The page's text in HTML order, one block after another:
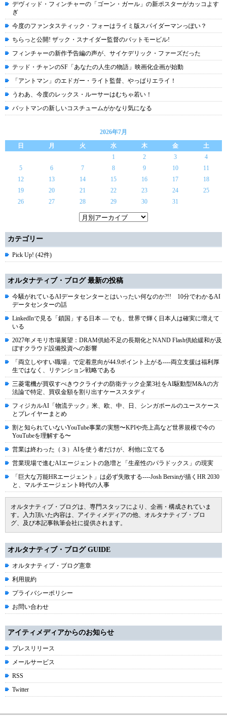
デヴィッド・フィンチャーの「ゴーン・ガール」の新ポスターがカッコよす
ぎ
今度のファンタスティック・フォーはライミ版スパイダーマンっぽい？
ちらっと公開! ザック・スナイダー監督のバットモービル!
フィンチャーの新作予告編の声が、サイケデリック・ファーズだった
テッド・チャンのSF「あなたの人生の物語」映画化企画が始動
「アントマン」のエドガー・ライト監督、やっぱりエライ！
うわあ、今度のレックス・ルーサーはむちゃ若い！
バットマンの新しいコスチュームがかなり気になる
2026年7月
日
月 火 水 木 金
土
1
2 3
4
5
6 7 8 9 10
11
12
13 14 15 16 17
18
19
20 21 22 23 24
25
26
27 28 29 30 31
カテゴリー
Pick Up! (42件)
オルタナティブ・ブログ 最新の投稿
今騒がれているAIデータセンターとはいったい何なのか?!! 10分でわかるAI
データセンターの話
LinkedInで見る「鎖国」する日本 ― でも、世界で輝く日本人は確実に増えて
いる
2027年メモリ市場展望：DRAM供給不足の長期化とNAND Flash供給緩和が及
ぼすクラウド設備投資への影響
「両立しやすい職場」で定着意向が44.9ポイント上がる----両立支援は福利厚
生ではなく、リテンション戦略である
三菱電機が買収すべきウクライナの防衛テック企業3社をAI駆動型M&Aの方
法論で特定、買収金額を割り出すケーススタディ
フィジカルAI「物流テック」米、欧、中、日、シンガポールのユースケース
とプレイヤーまとめ
割と知られていないYouTube事業の実態〜KPIや売上高など世界規模で今の
YouTubeを理解する〜
営業は終わった（３）AIを使う者だけが、利他に立てる
営業現場で進むAIエージェントの急増と「生産性のパラドックス」の現実
「巨大な万能HRエージェント」は必ず失敗する----Josh Bersinが描くHR 2030
と、マルチエージェント時代の人事
オルタナティブ・ブログは、専門スタッフにより、企画・構成されていま
す。入力頂いた内容は、アイティメディアの他、オルタナティブ・ブロ
グ、及び本記事執筆会社に提供されます。
オルタナティブ・ブログ GUIDE
オルタナティブ・ブログ憲章
利用規約
プライバシーポリシー
お問い合わせ
アイティメディアからのお知らせ
プレスリリース
メールサービス
RSS
Twitter